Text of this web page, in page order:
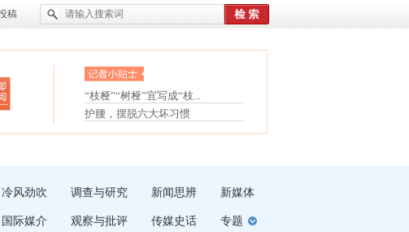
稿
眼白变红或是结膜下出血
“枝桠”“树桠”宜写成“枝...
夏天缓解疲劳有三招
护腰，摆脱六大坏习惯
受伤了冰敷还是热敷
冷风劲吹 调查与研究 新闻思辨 新媒体
国际媒介 观察与批评 传媒史话 专题